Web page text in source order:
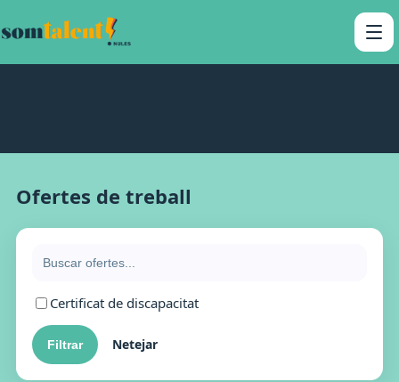
Ofertes de treball
Certificat de discapacitat
Netejar